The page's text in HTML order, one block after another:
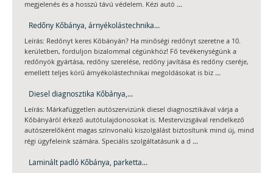
megjelenés és a hosszú távú védelem. Kézi autó ...
Redőny Kőbánya, árnyékolástechnika...
Leírás: Redőnyt keres Kőbányán? Ha minőségi redőnyt szeretne a 10.
kerületben, forduljon bizalommal cégünkhöz! Fő tevékenységünk a
redőnyök gyártása, redőny szerelése, redőny javítása és redőny cseréje,
emellett teljes körű árnyékolástechnikai megoldásokat is biz ...
Diesel diagnosztika Kőbánya,...
Leírás: Márkafüggetlen autószervizünk diesel diagnosztikával várja a
Kőbányáról érkező autótulajdonosokat is. Mestervizsgával rendelkező
autószerelőként magas színvonalú kiszolgálást biztosítunk mind új, mind
régi ügyfeleink számára. Speciális szolgáltatásunk a d ...
Laminált padló Kőbánya, parketta...